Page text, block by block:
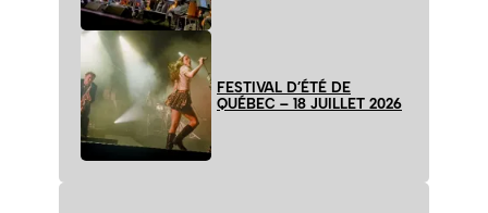
FESTIVAL D’ÉTÉ DE
QUÉBEC – 18 JUILLET 2026